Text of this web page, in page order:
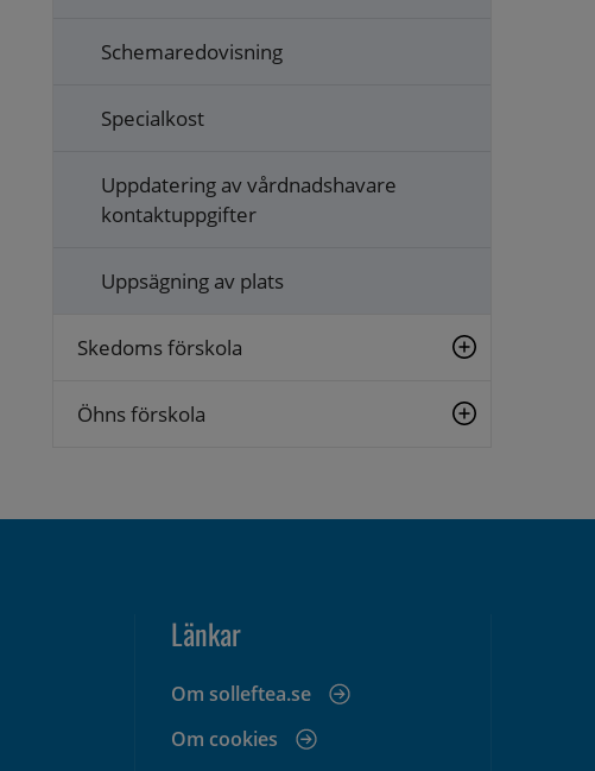
Schemaredovisning
Specialkost
Uppdatering av vårdnadshavare
kontaktuppgifter
Uppsägning av plats
Skedoms förskola
Öhns förskola
Länkar
Om solleftea.se
Om cookies